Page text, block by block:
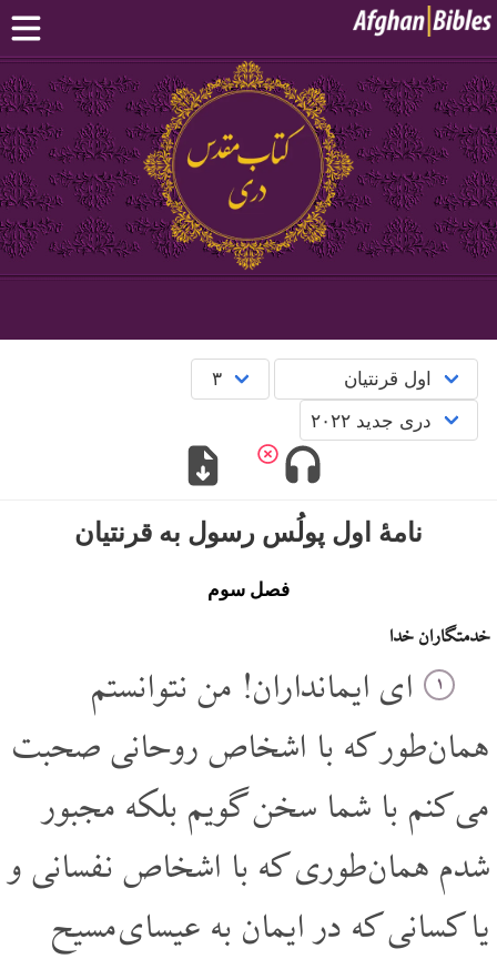
صفحه اصلی
کتاب مقدس دری کتاب مقدس پشتو
بیشتر: بلوچی · هزارگی · ترکمنی
اپلیکیشن‌های موبایل
English
نامۀ اول پولُس رسول به قرنتیان
فصل سوم
خدمتگاران خدا
۱ ای ایمانداران! من نتوانستم
همان طور که با اشخاص روحانی صحبت
می کنم با شما سخن گویم بلکه مجبور
شدم همان طوری که با اشخاص نفسانی و
یا کسانی که در ایمان به عیسای مسیح